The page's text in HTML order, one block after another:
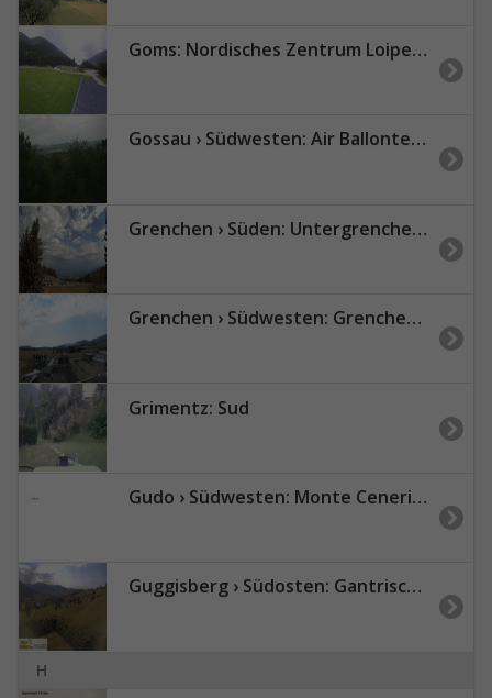
Goms: Nordisches Zentrum Loipe Goms
Gossau › Südwesten: Air Ballonteam Stefan Zeberli GmbH
Grenchen › Süden: Untergrenchenberg
Grenchen › Südwesten: Grenchen Airport
Grimentz: Sud
Gudo › Südwesten: Monte Ceneri-Pass - Monte Tamaro
Guggisberg › Südosten: Gantrisch Nature Park
H